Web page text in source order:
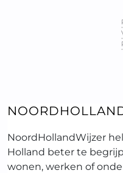
NoordHollandWijzer
Holland beter te
wonen, werken of